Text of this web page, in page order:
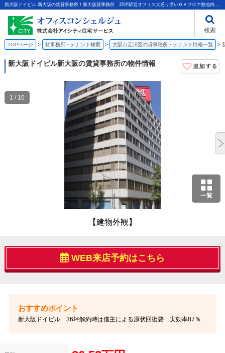
検索
新大阪ドイビル 新大阪の賃貸事務所！新大阪貸事務所 35坪駅近オフィス大通り沿いＯＡフロア敷地内駐車場｜株式会社アイシティ住宅サービス
TOPページ 貸事務所・テナント検索 大阪市淀川区の貸事務所・テナント情報一覧
新大阪ドイビル新大阪の賃貸事務所の物件情報
一覧
【建物外観】
1 / 10
WEB来店予約はこちら
新大阪ドイビル 36坪解約時は借主による原状回復要 実効率87％